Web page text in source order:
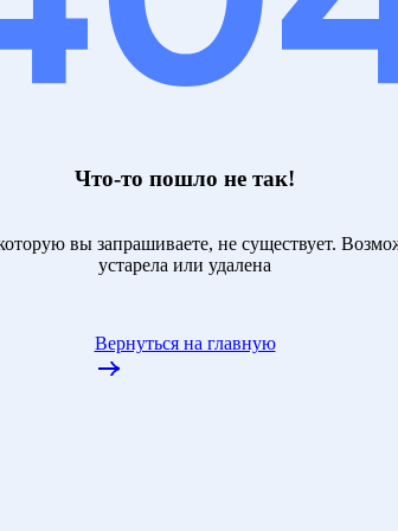
Что-то пошло не так!
вы запрашиваете, не существует.
устарела или удалена
Вернуться на главную